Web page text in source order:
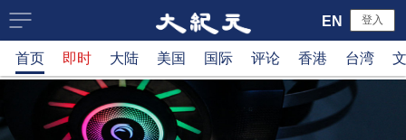
大
纪
元
登入
EN
首页 即时 大陆 美国 国际 评论 香港 台湾